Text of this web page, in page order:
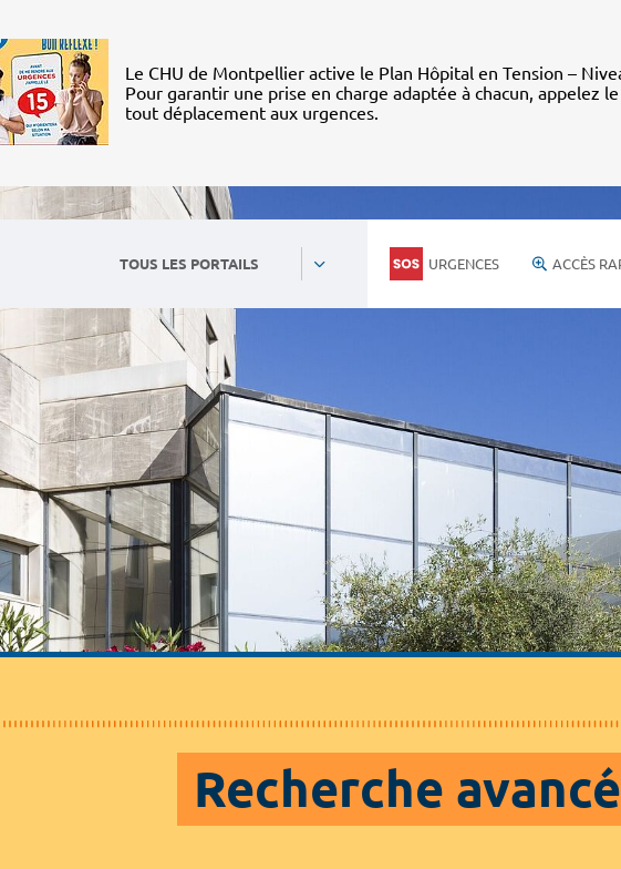
Le CHU de Montpellier active le Plan Hôpital en Tension –
Pour garantir une prise en charge adaptée à chacun, appelez
tout déplacement aux urgences.
TOUS LES PORTAILS URGENCES ACCÈS
Recherche